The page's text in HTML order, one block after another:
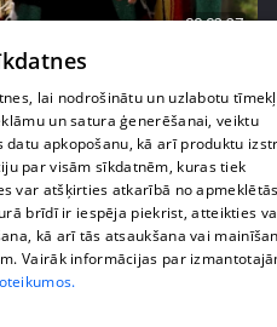
00:02:27
aizkulises
lai nodrošinātu un uzlabotu
un satura ģenerēšanai, veiktu
apkopošanu, kā arī produktu
par visām sīkdatnēm, kuras tiek
var atšķirties atkarībā no
brīdī ir iespēja piekrist, atteikties
kā arī tās atsaukšana vai
Vairāk informācijas par